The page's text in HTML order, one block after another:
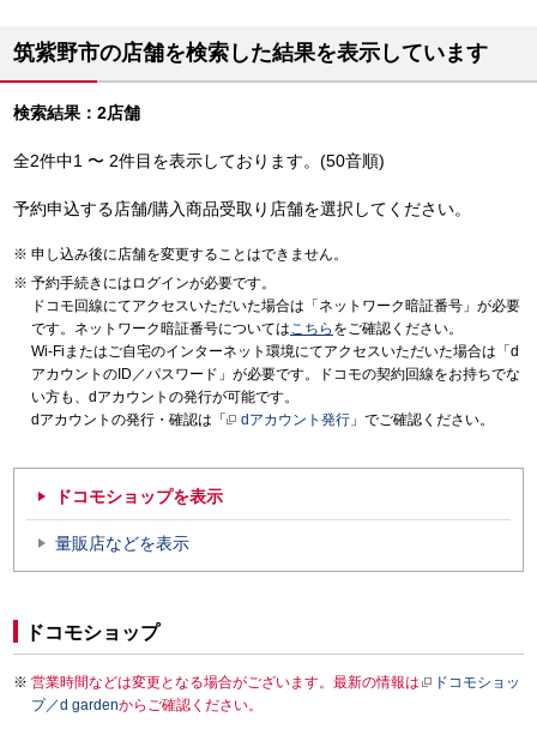
筑紫野市の店舗を検索した結果を表示しています
検索結果：2店舗
全2件中1 〜 2件目を表示しております。(50音順)
予約申込する店舗/購入商品受取り店舗を選択してください。
申し込み後に店舗を変更することはできません。
予約手続きにはログインが必要です。
ドコモ回線にてアクセスいただいた場合は「ネットワーク暗証番号」が必要
です。ネットワーク暗証番号についてはこちら をご確認ください。
Wi-Fiまたはご自宅のインターネット環境にてアクセスいただいた場合は「d
アカウントのID／パスワード」が必要です。ドコモの契約回線をお持ちでな
い方も、dアカウントの発行が可能です。
dアカウントの発行・確認は「
dアカウント発行 」でご確認ください。
ドコモショップを表示
量販店などを表示
ドコモショップ
営業時間などは変更となる場合がございます。最新の情報は
ドコモショッ
プ／d gardenからご確認ください。